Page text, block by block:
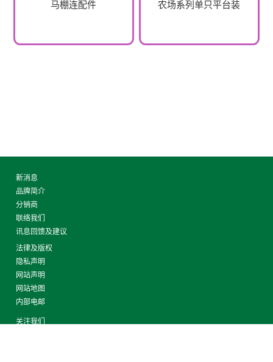
马棚连配件 农场系列单只平台装
新消息
品牌简介
分销商
联络我们
讯息回馈及建议
法律及版权
隐私声明
网站声明
网站地图
内部电邮
关注我们